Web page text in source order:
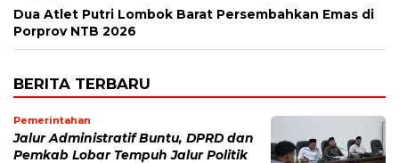
Dua Atlet Putri Lombok Barat Persembahkan Emas di
Porprov NTB 2026
BERITA TERBARU
Pemerintahan
Jalur Administratif Buntu, DPRD dan
Pemkab Lobar Tempuh Jalur Politik